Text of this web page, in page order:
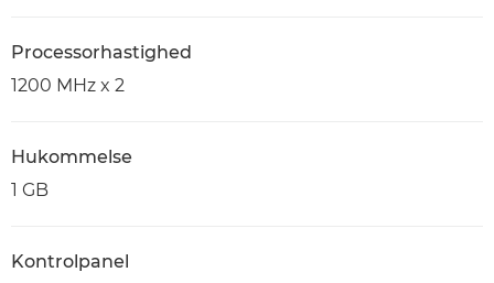
Processorhastighed
1200 MHz x 2
Hukommelse
1 GB
Kontrolpanel